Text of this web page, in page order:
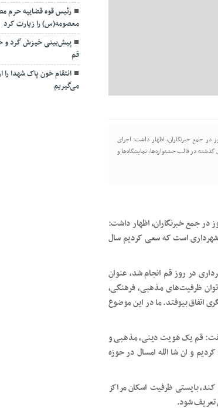
در جمع خبرنگاران، اظهار داشت: اجرای
در قالب جشنواره‌ها، نمایشگاه‌ها و
در جمع خبرنگاران، اظهار داشت:
شهرداری است که سعی کردیم سال
در روز قم انجام شد، عنوان
ظرفیت‌های مذهبی، فرهنگی،
اتفاق بیوفتد. ما در این موضوع
گفت: قم یک هویت دینی، مذهبی و
و ان شا الله امسال در حوزه
کند، بایستی ظرفیت اسکان مراکز
تعریف شود.
رئیس قوه قضاییه حرم
معصومه(س) را زیارت کرد
پیش‌بینی خیزش گرد و
قم
انتقام خون پاک شهدا را
می‌گیریم